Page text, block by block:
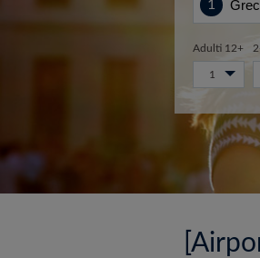
Adulti 12+
1